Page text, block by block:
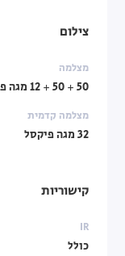
צילום
מצלמה
50 + 50 + 12 מגה פיקסל
מצלמה קדמית
32 מגה פיקסל
קישוריות
IR
כולל